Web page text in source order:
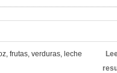
frutas, verduras, leche